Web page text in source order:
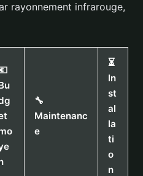
rayonnement infrarouge,
🔧
Maintenanc
e
⏳
In
st
al
la
ti
o
n